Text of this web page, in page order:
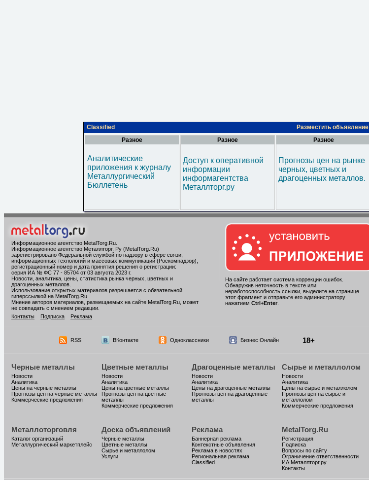
Classified
Разместить объявление
Разное
Аналитические
приложения к журналу
Металлургический
Бюллетень
Разное
Доступ к оперативной
информации
информагентства
Металлторг.ру
Разное
Прогнозы цен на рынке
черных, цветных и
драгоценных металлов.
Информационное агентство MetalTorg.Ru
Информационное агентство Металлторг. Ру (MetalTorg.Ru)
зарегистрировано Федеральной службой по надзору в сфере связи,
информационных технологий и массовых коммуникаций (Роскомнадзор),
регистрационный номер и дата принятия решения о регистрации:
серия ИА № ФС 77 - 85704 от 03 августа 2023 г.
Новости, аналитика, цены, статистика рынка черных, цветных и
драгоценных металлов.
Использование открытых материалов разрешается с обязательной
гиперссылкой на MetalTorg.Ru
Мнение авторов материалов, размещаемых на сайте MetalTorg.Ru, может
не совпадать с мнением редакции.
Контакты
Подписка Реклама
На сайте работает система коррекции ошибок.
Обнаружив неточность в тексте или
неработоспособность ссылки, выделите на странице
этот фрагмент и отправьте его администратору
нажатием Ctrl +Enter.
RSS ВКонтакте Одноклассники Бизнес Онлайн 18+
Черные металлы
Новости
Аналитика
Цены на черные металлы
Прогнозы цен на черные металлы
Коммерческие предложения
Цветные металлы
Новости
Аналитика
Цены на цветные металлы
Прогнозы цен на цветные
металлы
Коммерческие предложения
Драгоценные металлы
Новости
Аналитика
Цены на драгоценные металлы
Прогнозы цен на драгоценные
металлы
Сырье и металлолом
Новости
Аналитика
Цены на сырье и металлолом
Прогнозы цен на сырье и
металлолом
Коммерческие предложения
Металлоторговля
Каталог организаций
Металлургический маркетплейс
Доска объявлений
Черные металлы
Цветные металлы
Сырье и металлолом
Услуги
Реклама
Баннерная реклама
Контекстные объявления
Реклама в новостях
Региональная реклама
Classified
MetalTorg.Ru
Регистрация
Подписка
Вопросы по сайту
Ограничение ответственности
ИА Металлторг.ру
Контакты